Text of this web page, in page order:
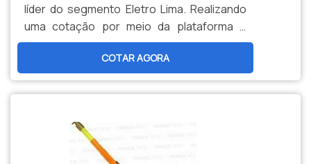
líder do segmento Eletro Lima. Realizando
uma cotação por meio da plataforma e
conhecendo a melhor referência do
mercado.DETALHES SOBRE INSTALAÇÃO
DE CABINE PRIMARIASe alguém procurar
por instalação de cabine primária
Lima. Empresa especializada em cabines e
sistema de prevenção de incêndios,
COTAR AGORA